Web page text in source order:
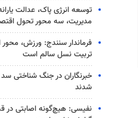
توسعه انرژی پاک، عدالت
مدیریت، سه محور تحول
فرماندار سنندج: ورزش،
تربیت نسل سالم است
خبرنگاران در جنگ شناختی
شدند
نفیسی: هیچ‌گونه اصابتی در